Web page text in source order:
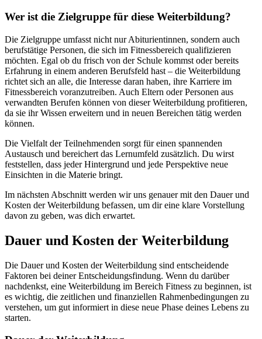
Wer ist die Zielgruppe für diese Weiterbildung?
Die Zielgruppe umfasst nicht nur Abiturientinnen, sondern auch
berufstätige Personen, die sich im Fitnessbereich qualifizieren
möchten. Egal ob du frisch von der Schule kommst oder bereits
Erfahrung in einem anderen Berufsfeld hast – die Weiterbildung
richtet sich an alle, die Interesse daran haben, ihre Karriere im
Fitnessbereich voranzutreiben. Auch Eltern oder Personen aus
verwandten Berufen können von dieser Weiterbildung profitieren,
da sie ihr Wissen erweitern und in neuen Bereichen tätig werden
können.
Die Vielfalt der Teilnehmenden sorgt für einen spannenden
Austausch und bereichert das Lernumfeld zusätzlich. Du wirst
feststellen, dass jeder Hintergrund und jede Perspektive neue
Einsichten in die Materie bringt.
Im nächsten Abschnitt werden wir uns genauer mit den Dauer und
Kosten der Weiterbildung befassen, um dir eine klare Vorstellung
davon zu geben, was dich erwartet.
Dauer und Kosten der Weiterbildung
Die Dauer und Kosten der Weiterbildung sind entscheidende
Faktoren bei deiner Entscheidungsfindung. Wenn du darüber
nachdenkst, eine Weiterbildung im Bereich Fitness zu beginnen, ist
es wichtig, die zeitlichen und finanziellen Rahmenbedingungen zu
verstehen, um gut informiert in diese neue Phase deines Lebens zu
starten.